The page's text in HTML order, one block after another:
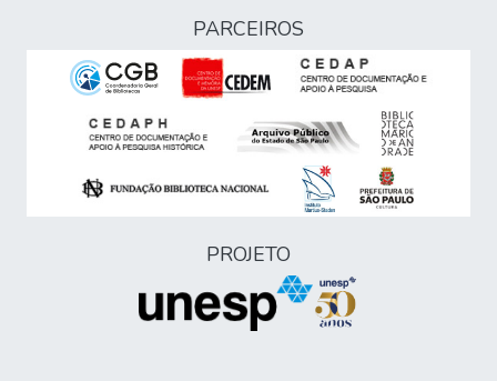
PARCEIROS
PROJETO